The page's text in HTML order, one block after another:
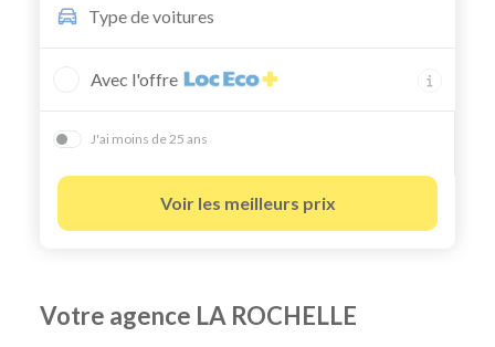
Type devoitures
Avec l'offre
J'ai moins de 25 ans
Voir les meilleurs prix
Votre agence LA ROCHELLE